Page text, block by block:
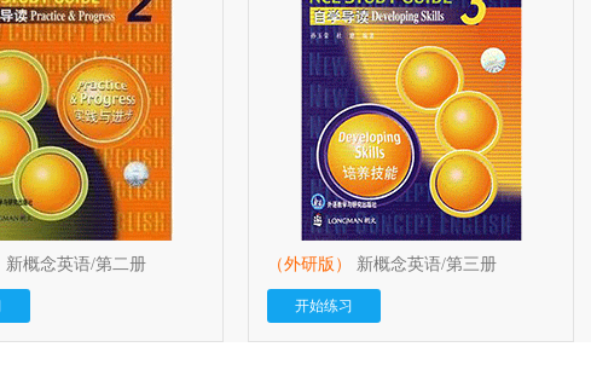
新概念英语/第二册 （外研版） 新概念英语/第三册
开始练习